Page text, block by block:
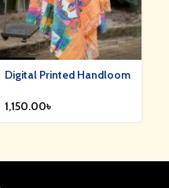
Digital Printed Handloom
৳